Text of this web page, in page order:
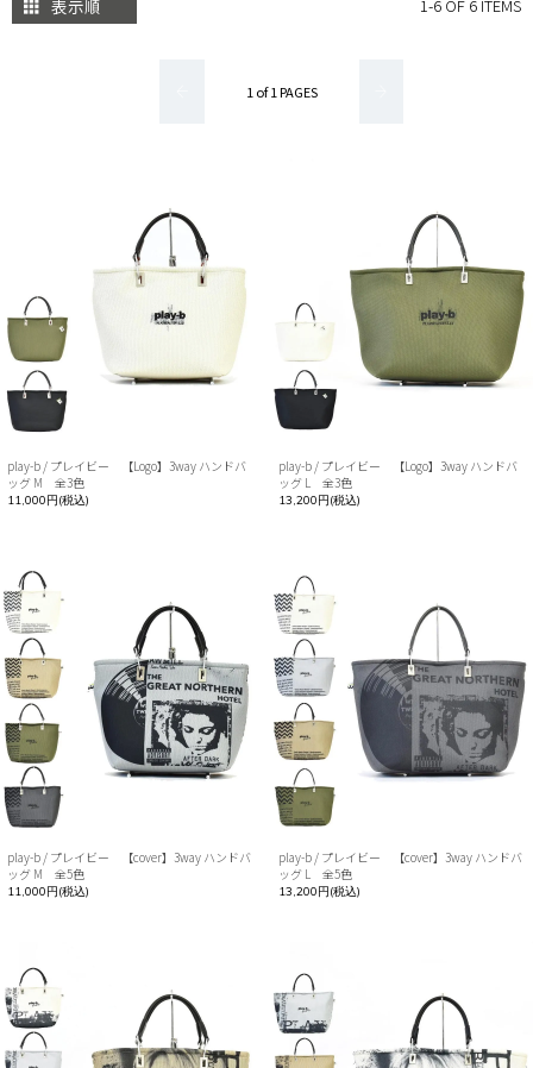
1-6 OF 6 ITEMS
表示順
1 of 1 PAGES
play-b / プレイビー 【Logo】3way ハンドバ
ッグ M 全3色
11,000円(税込)
play-b / プレイビー 【Logo】3way ハンドバ
ッグ L 全3色
13,200円(税込)
play-b / プレイビー 【cover】3way ハンドバ
ッグ M 全5色
11,000円(税込)
play-b / プレイビー 【cover】3way ハンドバ
ッグ L 全5色
13,200円(税込)